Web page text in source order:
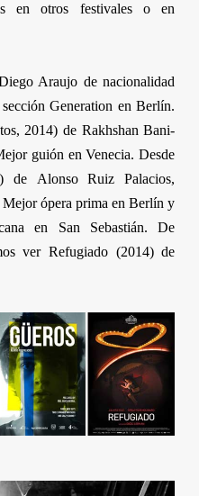
en otros festivales o en
Araujo de nacionalidad
secciónGeneration en Berlín.
2014) de Rakhshan Bani-
guión en Venecia. Desde
de Alonso Ruiz Palacios,
ópera prima en Berlín y
en San Sebastián. De
verRefugiado (2014) de